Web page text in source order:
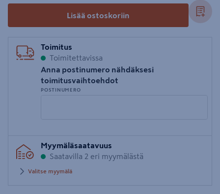
Lisää ostoskoriin
Toimitus
Toimitettavissa
Anna postinumero nähdäksesi
toimitusvaihtoehdot
POSTINUMERO
postinumero
Myymäläsaatavuus
Saatavilla 2 eri myymälästä
Valitse myymälä